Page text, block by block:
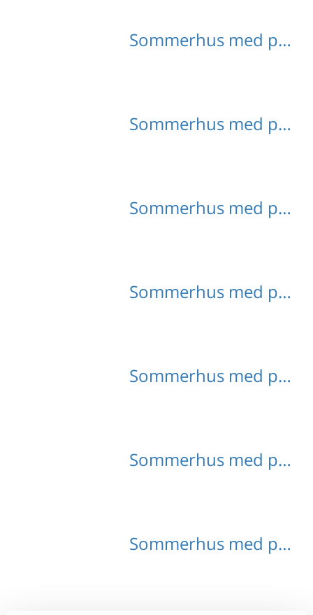
Sommerhus med pool Sankt Georgen
Sommerhus med pool Tröpolach
Sommerhus med pool Verditz
Sommerhus med pool Niederösterreich
Sommerhus med pool Oberösterreich
Sommerhus med pool Salzburg
Sommerhus med pool Schüttdorf